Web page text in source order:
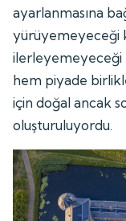
ayarlanmasına
yürüyemeyeceği
ilerleyemeyeceği
hem piyade
için doğal ancak
oluşturuluyordu.